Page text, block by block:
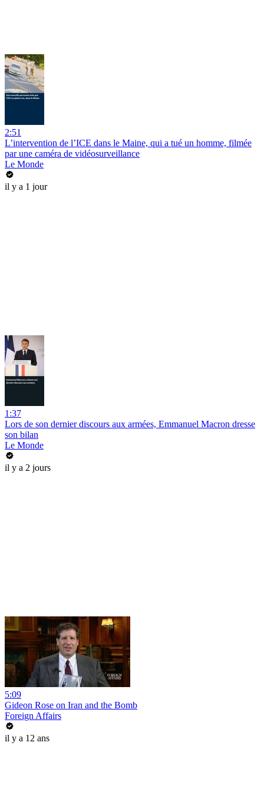
2:51
L’intervention de l’ICE dans le Maine, qui a tué un homme, filmée
par une caméra de vidéosurveillance
Le Monde
il y a 1 jour
1:37
Lors de son dernier discours aux armées, Emmanuel Macron dresse
son bilan
Le Monde
il y a 2 jours
5:09
Gideon Rose on Iran and the Bomb
Foreign Affairs
il y a 12 ans